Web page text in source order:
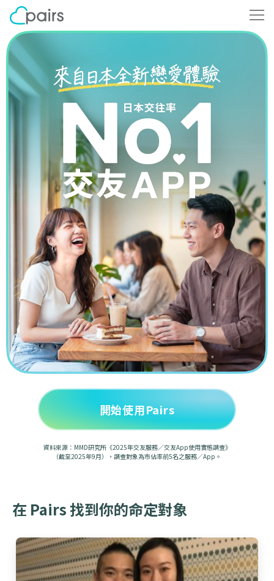
開始使用Pairs
資料來源：MMD研究所《2025年交友服務／交友App使用實態調查》
（截至2025年9月），調查對象為市佔率前5名之服務／App。
在 Pairs 找到你的命定對象